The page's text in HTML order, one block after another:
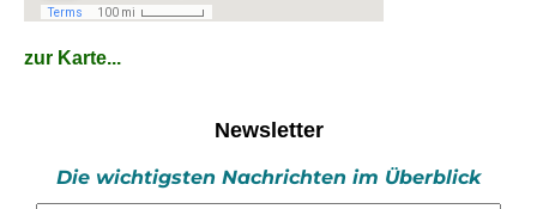
zur Karte...
Newsletter
Die wichtigsten Nachrichten im Überblick